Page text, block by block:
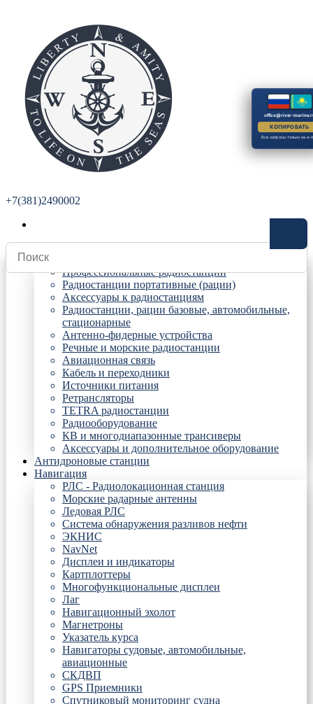
+7(381)2490002
Радиостанции
Профессиональные радиостанции
Радиостанции портативные (рации)
Аксессуары к радиостанциям
Радиостанции, рации базовые, автомобильные,
стационарные
Антенно-фидерные устройства
Речные и морские радиостанции
Авиационная связь
Кабель и переходники
Источники питания
Ретрансляторы
TETRA радиостанции
Радиооборудование
КВ и многодиапазонные трансиверы
Аксессуары и дополнительное оборудование
Антидроновые станции
Навигация
РЛС - Радиолокационная станция
Морские радарные антенны
Ледовая РЛС
Система обнаружения разливов нефти
ЭКНИС
NavNet
Дисплеи и индикаторы
Картплоттеры
Многофункциональные дисплеи
Лаг
Навигационный эхолот
Магнетроны
Указатель курса
Навигаторы судовые, автомобильные,
авиационные
СКДВП
GPS Приемники
Спутниковый мониторинг судна
office@river-
КОПИРОВАТЬ
Все запросы только на e-